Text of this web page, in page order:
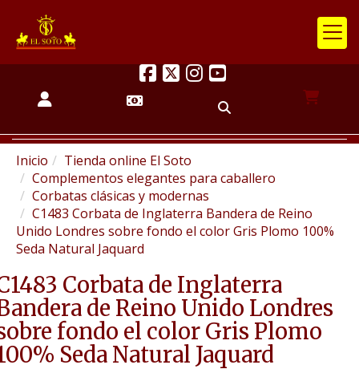
Inicio
Tienda online El Soto
Complementos elegantes para caballero
Corbatas clásicas y modernas
C1483 Corbata de Inglaterra Bandera de Reino
Unido Londres sobre fondo el color Gris Plomo 100%
Seda Natural Jaquard
Corbata de Inglaterra
de Reino Unido Londres
fondo el color Gris Plomo
Seda Natural Jaquard